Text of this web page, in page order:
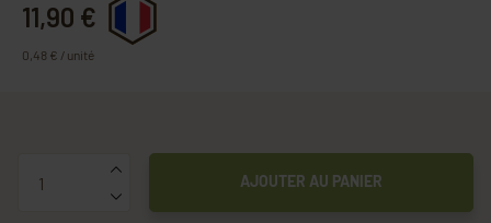
11,90 €
0,48 € / unité
AJOUTER AU PANIER